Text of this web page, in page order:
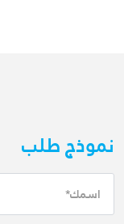
نموذج طلب